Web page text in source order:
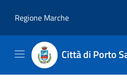
Regione Marche
Città di Porto